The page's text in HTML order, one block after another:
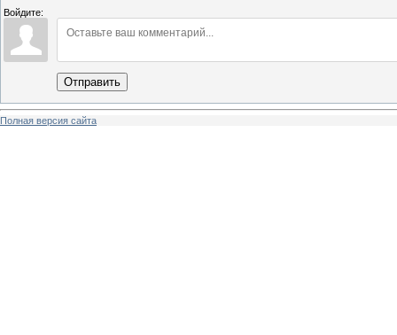
Войдите:
Отправить
Полная версия сайта